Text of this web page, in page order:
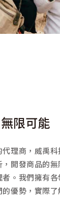
限可能
理商，威禹
開發商品的
。我們擁有
的優勢，實際